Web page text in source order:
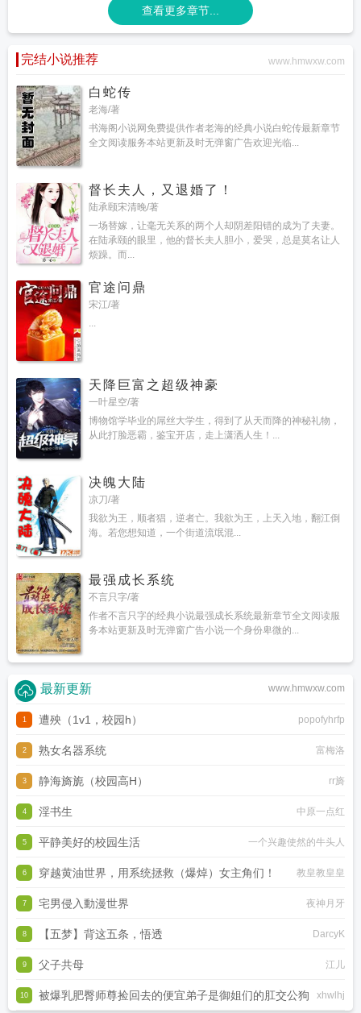
查看更多章节...
完结小说推荐 www.hmwxw.com
白蛇传
老海/著
书海阁小说网免费提供作者老海的经典小说白蛇传最新章节
全文阅读服务本站更新及时无弹窗广告欢迎光临...
督长夫人，又退婚了！
陆承颐宋清晚/著
一场替嫁，让毫无关系的两个人却阴差阳错的成为了夫妻。
在陆承颐的眼里，他的督长夫人胆小，爱哭，总是莫名让人
烦躁。而...
官途问鼎
宋江/著
...
天降巨富之超级神豪
一叶星空/著
博物馆学毕业的屌丝大学生，得到了从天而降的神秘礼物，
从此打脸恶霸，鉴宝开店，走上潇洒人生！...
决魄大陆
凉刀/著
我欲为王，顺者猖，逆者亡。我欲为王，上天入地，翻江倒
海。若您想知道，一个街道流氓混...
最强成长系统
不言只字/著
作者不言只字的经典小说最强成长系统最新章节全文阅读服
务本站更新及时无弹窗广告小说一个身份卑微的...
www.hmwxw.com
最新更新
1 遭殃（1v1，校园h） popofyhrfp
2 熟女名器系统 富梅洛
3 静海旖旎（校园高H） rr旖
4 淫书生 中原一点红
5 平静美好的校园生活 一个兴趣使然的牛头人
6 穿越黄油世界，用系统拯救（爆焯）女主角们！ 教皇教皇皇
7 宅男侵入動漫世界 夜神月牙
8 【五梦】背这五条，悟透 DarcyK
9 父子共母 江儿
10 被爆乳肥臀师尊捡回去的便宜弟子是御姐们的肛交公狗 xhwlhj